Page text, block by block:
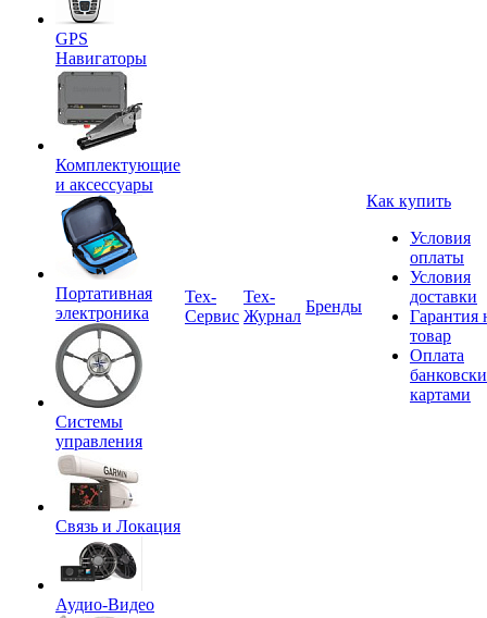
GPS
Навигаторы
Комплектующие
и аксессуары
Портативная
электроника
Системы
управления
Связь и Локация
Аудио-Видео
Tex-
Сервис
Тех-
Журнал
Бренды
Как купить
Условия
оплаты
Условия
доставки
Гарантия
товар
Оплата
картами